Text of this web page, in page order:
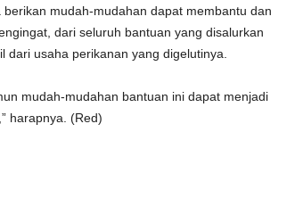
mudah-mudahan dapat membantu dan
dari seluruh bantuan yang disalurkan
usaha perikanan yang digelutinya.
mudah-mudahan bantuan ini dapat menjadi
harapnya. (Red)